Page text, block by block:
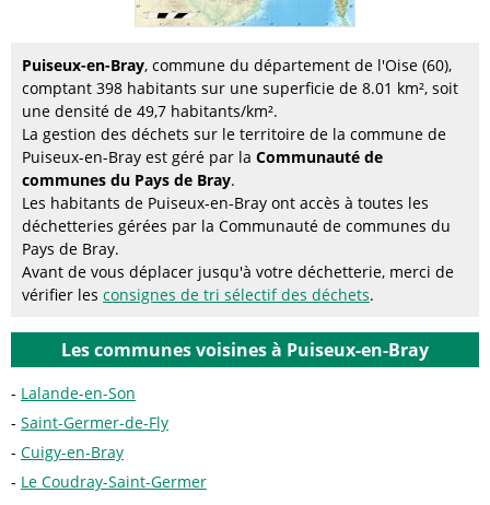
Puiseux-en-Bray, commune du département de l'Oise (60),
comptant 398 habitants sur une superficie de 8.01 km², soit
une densité de 49,7 habitants/km².
La gestion des déchets sur le territoire de la commune de
Puiseux-en-Bray est géré par la Communauté de
communes du Pays de Bray.
Les habitants de Puiseux-en-Bray ont accès à toutes les
déchetteries gérées par la Communauté de communes du
Pays de Bray.
Avant de vous déplacer jusqu'à votre déchetterie, merci de
vérifier les consignes de tri sélectif des déchets.
Les communes voisines à Puiseux-en-Bray
Lalande-en-Son
Saint-Germer-de-Fly
Cuigy-en-Bray
Le Coudray-Saint-Germer